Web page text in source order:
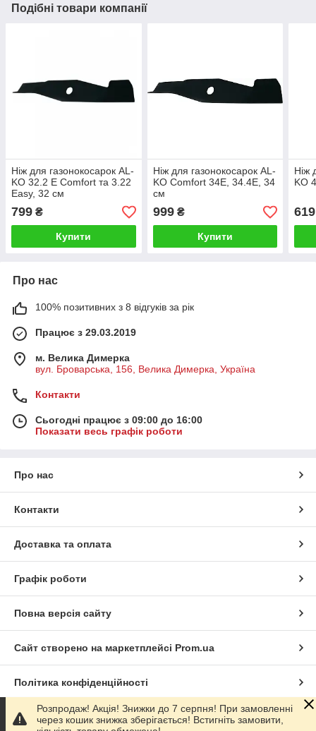
Подібні товари компанії
Ніж для газонокосарок AL-
KO 32.2 E Comfort та 3.22
Easy, 32 см
799 ₴
Купити
Ніж для газонокосарок AL-
KO Comfort 34E, 34.4Е, 34
см
999₴
Купити
Ніж
KO
619
Про нас
100% позитивних з 8 відгуків за рік
Працює з 29.03.2019
м. Велика Димерка
вул. Броварська, 156, Велика Димерка, Україна
Контакти
Сьогодні працює з 09:00 до 16:00
Показати весь графік роботи
Про нас
Контакти
Доставка та оплата
Графік роботи
Повна версія сайту
Сайт створено на маркетплейсі Prom.ua
Політика конфіденційності
Розпродаж! Акція! Знижки до 7 серпня! При замовленні
через кошик знижка зберігається! Встигніть замовити,
.js'; document.body.appendChild(getCallScript); }
window.addEventListener('load', function() { if ('requestIdleCallback' in
window) { window.requestIdleCallback(initGetCallScript, { timeout: